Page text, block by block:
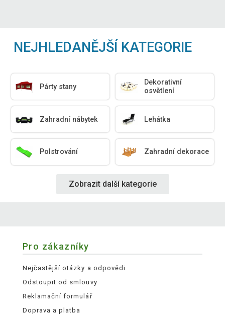
NEJHLEDANĚJŠÍ KATEGORIE
Párty stany
Dekorativní
osvětlení
Zahradní nábytek Lehátka
Polstrování Zahradní dekorace
Zobrazit další kategorie
Pro zákazníky
Nejčastější otázky a odpovědi
Odstoupit od smlouvy
Reklamační formulář
Doprava a platba